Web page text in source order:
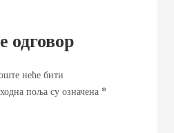
одговор
неће бити
поља су означена *